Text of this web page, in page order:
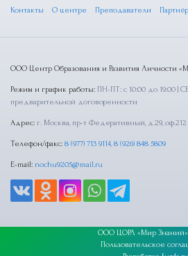
Контакты О центре Преподаватели
ООО Центр Образования и Развития Личности
Режим и график работы: ПН-ПТ: с 10:00 до 19:00 |
предварительной договоренности
Адрес: г. Москва, пр-т Федеративный, д.29, оф.212
Телефон/факс: 8 (977) 713 9114, 8 (926) 848 5809
E-mail: nochu9205@mail.ru
ООО ЦОРЛ «Мир Знаний»
Пользовательское